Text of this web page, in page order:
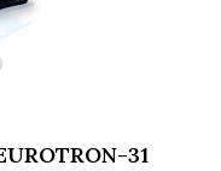
31